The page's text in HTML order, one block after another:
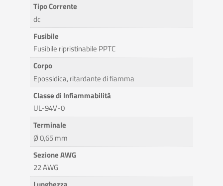
Tipo Corrente
dc
Fusibile
Fusibile ripristinabile PPTC
Corpo
Epossidica, ritardante di fiamma
Classe di Infiammabilità
UL-94V-0
Terminale
Ø 0,65 mm
Sezione AWG
22 AWG